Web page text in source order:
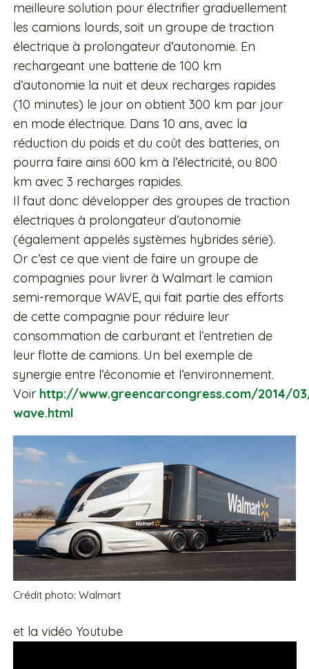
meilleure solution pour électrifier graduellement
les camions lourds, soit un groupe de traction
électrique à prolongateur d’autonomie. En
rechargeant une batterie de 100 km
d’autonomie la nuit et deux recharges rapides
(10 minutes) le jour on obtient 300 km par jour
en mode électrique. Dans 10 ans, avec la
réduction du poids et du coût des batteries, on
pourra faire ainsi 600 km à l’électricité, ou 800
km avec 3 recharges rapides.
Il faut donc développer des groupes de traction
électriques à prolongateur d’autonomie
(également appelés systèmes hybrides série).
Or c’est ce que vient de faire un groupe de
compagnies pour livrer à Walmart le camion
semi-remorque WAVE, qui fait partie des efforts
de cette compagnie pour réduire leur
consommation de carburant et l’entretien de
leur flotte de camions. Un bel exemple de
synergie entre l’économie et l’environnement.
Voir http://www.greencarcongress.com/2014/
wave.html
Crédit photo: Walmart
et la vidéo Youtube